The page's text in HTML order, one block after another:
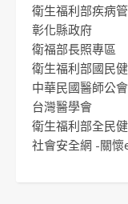
衛生福利部疾病
彰化縣政府
衛福部長照專區
衛生福利部國民
中華民國醫師公
台灣醫學會
衛生福利部全民
社會安全網 -關懷